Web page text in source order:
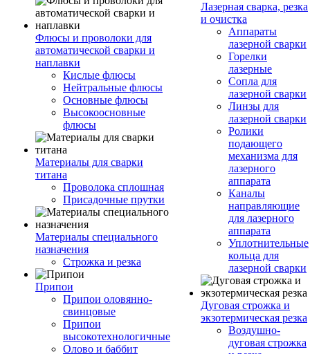
Флюсы и проволоки для
автоматической сварки и
наплавки
Кислые флюсы
Нейтральные флюсы
Основные флюсы
Высокоосновные
флюсы
Материалы для сварки
титана
Проволока сплошная
Присадочные прутки
Материалы специального
назначения
Строжка и резка
Припои
Припои оловянно-
свинцовые
Припои
высокотехнологичные
Олово и баббит
Лазерная сварка, резка
и очистка
Аппараты
лазерной сварки
Горелки
лазерные
Сопла для
лазерной сварки
Линзы для
лазерной сварки
Ролики
подающего
механизма для
лазерного
аппарата
Каналы
направляющие
для лазерного
аппарата
Уплотнительные
кольца для
лазерной сварки
Дуговая строжка и
экзотермическая резка
Воздушно-
дуговая строжка